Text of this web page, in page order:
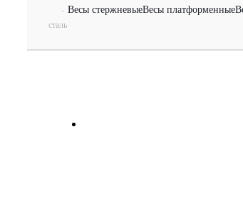
- Весы стержневыеВесы платформенные
сталь